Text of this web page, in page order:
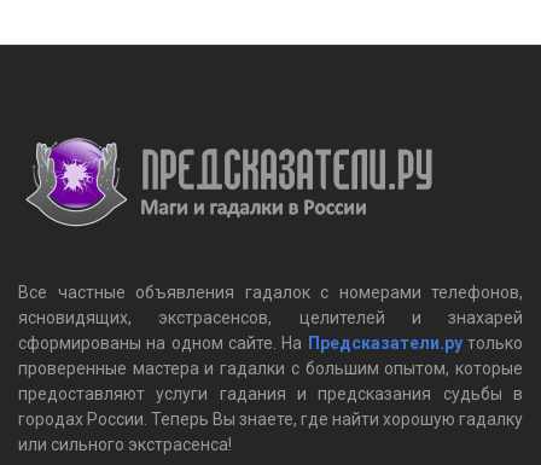
Все частные объявления гадалок c номерами телефонов,
ясновидящих, экстрасенсов, целителей и знахарей
сформированы на одном сайте. На Предсказатели.ру только
проверенные мастера и гадалки с большим опытом, которые
предоставляют услуги гадания и предсказания судьбы в
городах России. Теперь Вы знаете, где найти хорошую гадалку
или сильного экстрасенса!